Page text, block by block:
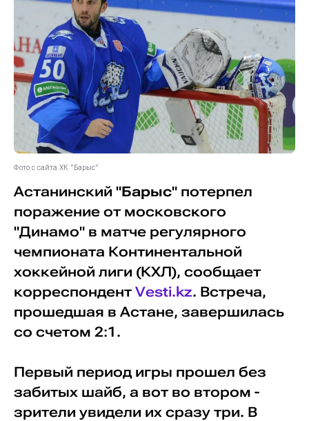
Фото с сайта ХК "Барыс"
Астанинский "Барыс" потерпел
поражение от московского
"Динамо" в матче регулярного
чемпионата Континентальной
хоккейной лиги (КХЛ), сообщает
корреспондент Vesti.kz. Встреча,
прошедшая в Астане, завершилась
со счетом 2:1.
Первый период игры прошел без
забитых шайб, а вот во втором -
зрители увидели их сразу три. В